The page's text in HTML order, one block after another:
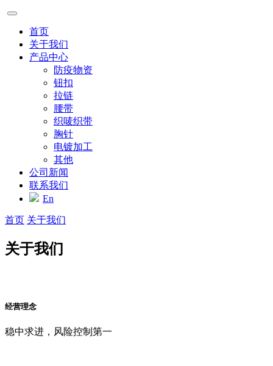
首页
关于我们
产品中心
防疫物资
钮扣
拉链
腰带
织唛织带
胸针
电镀加工
其他
公司新闻
联系我们
En
首页 关于我们
关于我们
经营理念
稳中求进，风险控制第一